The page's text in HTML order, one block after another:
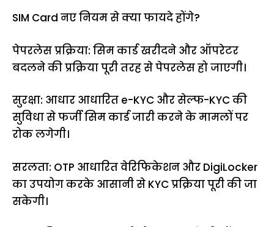
SIM Card नए नियम से क्या फायदे होंगे?
पेपरलेस प्रक्रिया: सिम कार्ड खरीदने और ऑपरेटर
बदलने की प्रक्रिया पूरी तरह से पेपरलेस हो जाएगी।
सुरक्षा: आधार आधारित e-KYC और सेल्फ-KYC की
सुविधा से फर्जी सिम कार्ड जारी करने के मामलों पर
रोक लगेगी।
सरलता: OTP आधारित वेरिफिकेशन और DigiLocker
का उपयोग करके आसानी से KYC प्रक्रिया पूरी की जा
सकेगी।